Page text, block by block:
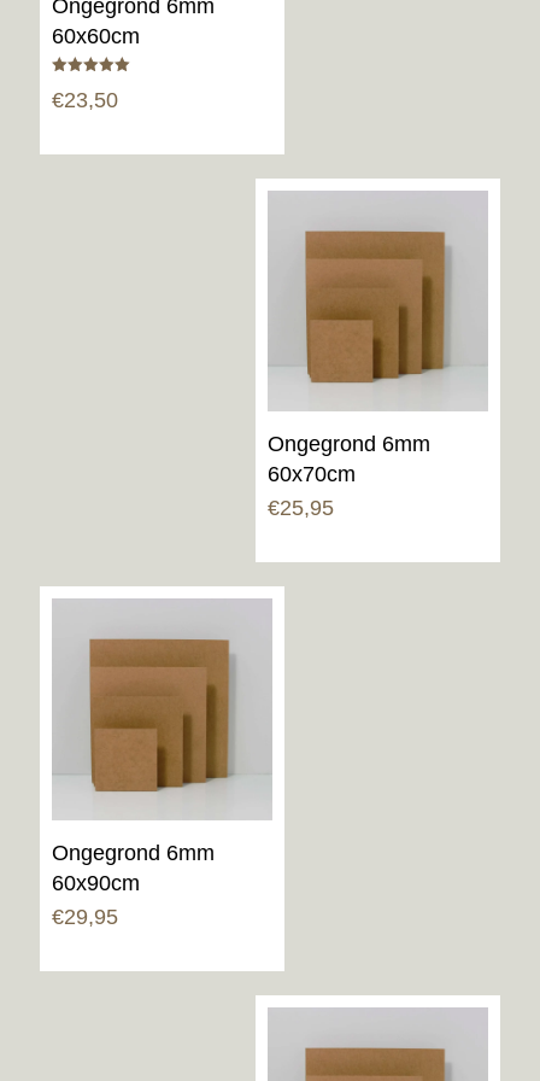
Ongegrond 6mm
60x60cm
5.00
€23,50
Ongegrond 6mm
60x70cm
€25,95
Ongegrond 6mm
60x90cm
€29,95